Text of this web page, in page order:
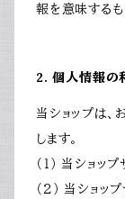
報を意味するも
2. 個人情報の
当ショップは
します。
（１） 当ショッ
（２） 当ショ